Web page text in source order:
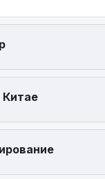
Китае